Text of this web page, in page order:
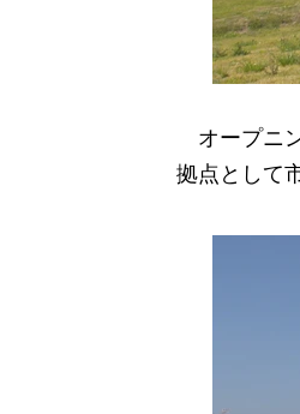
オープニ
拠点として